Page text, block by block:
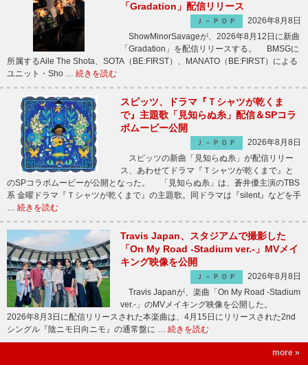
「Gradation」配信リリース
Ｊ－ＰＯＰ
2026年8月8日
ShowMinorSavageが、2026年8月12日に新曲
「Gradation」を配信リリースする。 BMSGに
所属するAile The Shota、SOTA（BE:FIRST）、MANATO（BE:FIRST）による
ユニット・Sho … 続きを読む
スピッツ、ドラマ『Ｔシャツが乾くま
で』主題歌「見知らぬ糸」配信＆SPコラ
ボムービー公開
Ｊ－ＰＯＰ
2026年8月8日
スピッツの新曲「見知らぬ糸」が配信リリー
ス、あわせてドラマ『Ｔシャツが乾くまで』と
のSPコラボムービーが公開となった。 「見知らぬ糸」は、蒼井優主演のTBS
系 金曜ドラマ『Ｔシャツが乾くまで』の主題歌。同ドラマは『silent』などを手
… 続きを読む
Travis Japan、スタジアムで撮影した
「On My Road -Stadium ver.-」MVメイ
キング映像を公開
Ｊ－ＰＯＰ
2026年8月8日
Travis Japanが、楽曲「On My Road -Stadium
ver.-」のMVメイキング映像を公開した。
2026年8月3日に配信リリースされた本楽曲は、4月15日にリリースされた2nd
シングル『陰ニモ日向ニモ』の通常盤に … 続きを読む
more »